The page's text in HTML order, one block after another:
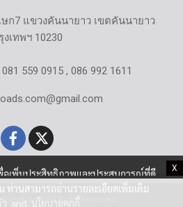
X
ก7 แขวงคันนายาว เขตคันนายาว
งเทพฯ 10230
559 0915 , 086 992 1611
All Right Reserved
อเพิ่มประสิทธิภาพและประสบการณ์ที่ดี
ท่านสามารถอ่านรายละเอียดเพิ่มเติม
and นโยบายคุกกี้